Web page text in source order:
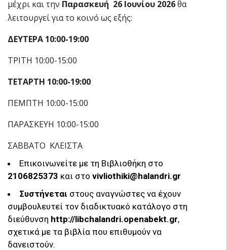
μέχρι και την Παρασκευή 26 Ιουνίου 2026θα
λειτουργεί για το κοινό ως εξής:
ΔΕΥΤΕΡΑ 10:00-19:00
ΤΡΙΤΗ 10:00-15:00
ΤΕΤΑΡΤΗ 10:00-19:00
ΠΕΜΠΤΗ 10:00-15:00
ΠΑΡΑΣΚΕΥΗ 10:00-15:00
ΣΑΒΒΑΤΟ ΚΛΕΙΣΤΑ
Επικοινωνείτε με τη Βιβλιοθήκη στο
2106825373 και στο vivliothiki@halandri.gr
Συστήνεται στους αναγνώστες να έχουν
συμβουλευτεί τον διαδικτυακό κατάλογο στη
διεύθυνση http://libchalandri.openabekt.gr,
σχετικά με τα βιβλία που επιθυμούν να
δανειστούν.